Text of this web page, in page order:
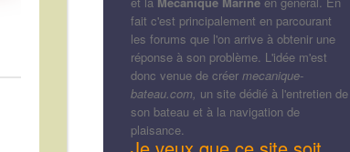
fait c'est principalement en parcourant
les forums que l'on arrive à obtenir une
réponse à son problème. L'idée m'est
donc venue de créer mecanique-
bateau.com, un site dédié à l'entretien de
son bateau et à la navigation de
plaisance.